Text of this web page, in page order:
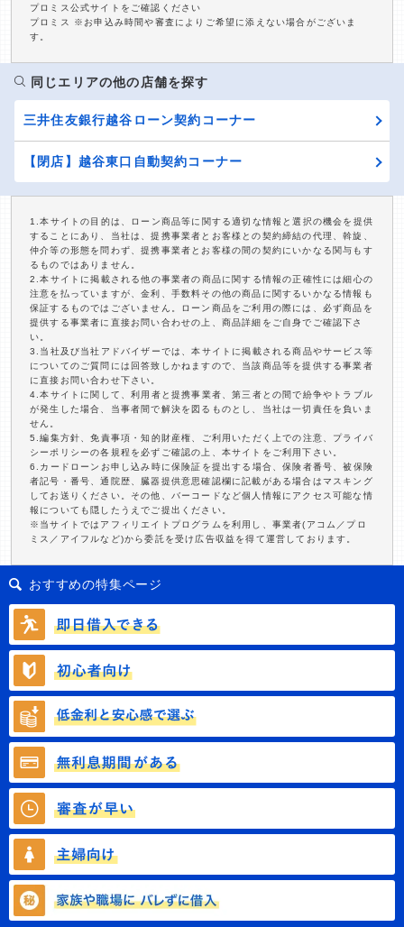
プロミス公式サイトをご確認ください
プロミス ※お申込み時間や審査によりご希望に添えない場合がございま
す。
同じエリアの他の店舗を探す
三井住友銀行越谷ローン契約コーナー
【閉店】越谷東口自動契約コーナー
1.本サイトの目的は、ローン商品等に関する適切な情報と選択の機会を提供
することにあり、当社は、提携事業者とお客様との契約締結の代理、斡旋、
仲介等の形態を問わず、提携事業者とお客様の間の契約にいかなる関与もす
るものではありません。
2.本サイトに掲載される他の事業者の商品に関する情報の正確性には細心の
注意を払っていますが、金利、手数料その他の商品に関するいかなる情報も
保証するものではございません。ローン商品をご利用の際には、必ず商品を
提供する事業者に直接お問い合わせの上、商品詳細をご自身でご確認下さ
い。
3.当社及び当社アドバイザーでは、本サイトに掲載される商品やサービス等
についてのご質問には回答致しかねますので、当該商品等を提供する事業者
に直接お問い合わせ下さい。
4.本サイトに関して、利用者と提携事業者、第三者との間で紛争やトラブル
が発生した場合、当事者間で解決を図るものとし、当社は一切責任を負いま
せん。
5.編集方針、免責事項・知的財産権、ご利用いただく上での注意、プライバ
シーポリシーの各規程を必ずご確認の上、本サイトをご利用下さい。
6.カードローンお申し込み時に保険証を提出する場合、保険者番号、被保険
者記号・番号、通院歴、臓器提供意思確認欄に記載がある場合はマスキング
してお送りください。その他、バーコードなど個人情報にアクセス可能な情
報についても隠したうえでご提出ください。
※当サイトではアフィリエイトプログラムを利用し、事業者(アコム／プロ
ミス／アイフルなど)から委託を受け広告収益を得て運営しております。
おすすめの特集ページ